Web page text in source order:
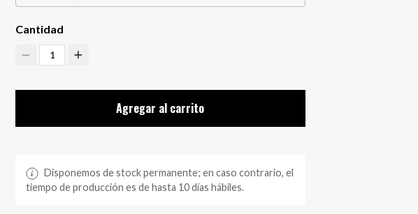
Cantidad
1
Agregar al carrito
Disponemos de stock permanente; en caso contrario, el
tiempo de producción es de hasta 10 días hábiles.